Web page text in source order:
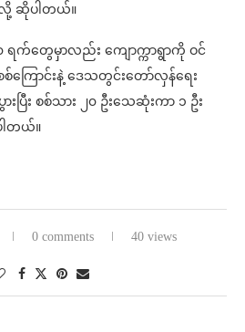
လို့ ဆိုပါတယ်။
ရက်တွေမှာလည်း ကျောက္ကာရွာကို ဝင်
ကြောင်းနဲ့ ဒေသတွင်းတော်လှန်ရေး
ြီး စစ်သား ၂၀ ဦးသေဆုံးကာ ၁ ဦး
တယ်။
0 comments 40 views